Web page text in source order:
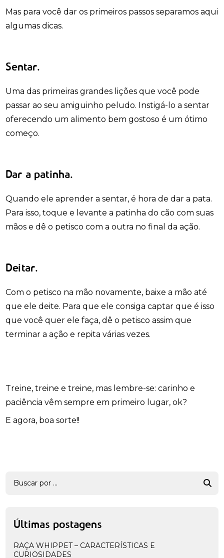
Mas para você dar os primeiros passos separamos aqui
algumas dicas.
Sentar.
Uma das primeiras grandes lições que você pode
passar ao seu amiguinho peludo. Instigá-lo a sentar
oferecendo um alimento bem gostoso é um ótimo
começo.
Dar a patinha.
Quando ele aprender a sentar, é hora de dar a pata.
Para isso, toque e levante a patinha do cão com suas
mãos e dê o petisco com a outra no final da ação.
Deitar.
Com o petisco na mão novamente, baixe a mão até
que ele deite. Para que ele consiga captar que é isso
que você quer ele faça, dê o petisco assim que
terminar a ação e repita várias vezes.
Treine, treine e treine, mas lembre-se: carinho e
paciência vêm sempre em primeiro lugar, ok?
E agora, boa sorte!!
Últimas postagens
RAÇA WHIPPET – CARACTERÍSTICAS E
CURIOSIDADES